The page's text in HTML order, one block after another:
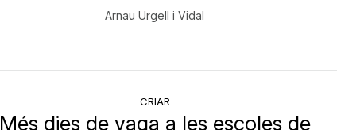
Arnau Urgell i Vidal
CRIAR
Més dies de vaga a les escoles de